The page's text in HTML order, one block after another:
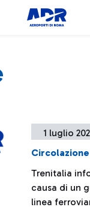
1 luglio
Trenitalia
causa di un
linea